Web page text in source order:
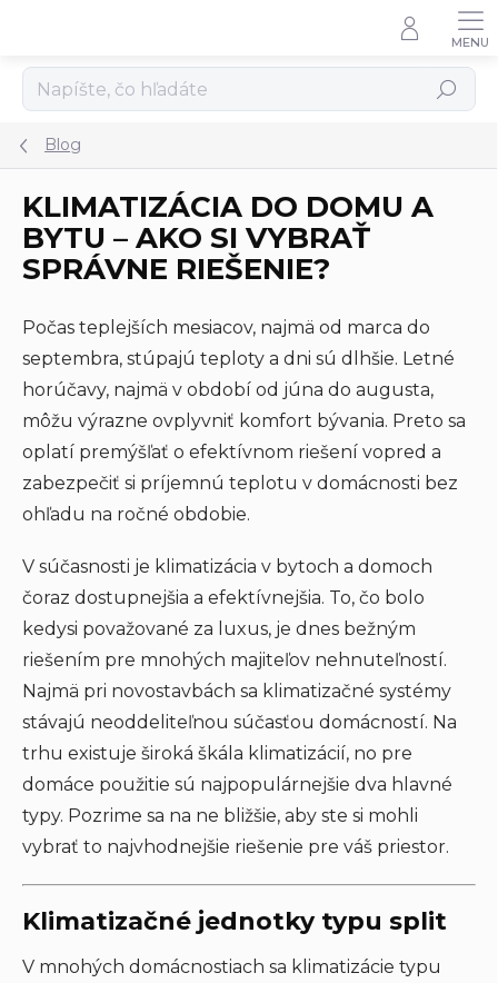
Hľadať
Blog
KLIMATIZÁCIA DO DOMU A
BYTU – AKO SI VYBRAŤ
SPRÁVNE RIEŠENIE?
Počas teplejších mesiacov, najmä od marca do
septembra, stúpajú teploty a dni sú dlhšie. Letné
horúčavy, najmä v období od júna do augusta,
môžu výrazne ovplyvniť komfort bývania. Preto sa
oplatí premýšľať o efektívnom riešení vopred a
zabezpečiť si príjemnú teplotu v domácnosti bez
ohľadu na ročné obdobie.
V súčasnosti je klimatizácia v bytoch a domoch
čoraz dostupnejšia a efektívnejšia. To, čo bolo
kedysi považované za luxus, je dnes bežným
riešením pre mnohých majiteľov nehnuteľností.
Najmä pri novostavbách sa klimatizačné systémy
stávajú neoddeliteľnou súčasťou domácností. Na
trhu existuje široká škála klimatizácií, no pre
domáce použitie sú najpopulárnejšie dva hlavné
typy. Pozrime sa na ne bližšie, aby ste si mohli
vybrať to najvhodnejšie riešenie pre váš priestor.
Klimatizačné jednotky typu split
V mnohých domácnostiach sa klimatizácie typu